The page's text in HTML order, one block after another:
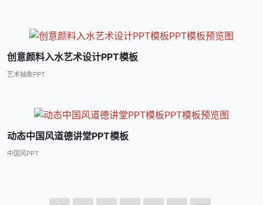
创意颜料入水艺术设计PPT模板
艺术抽象PPT
动态中国风道德讲堂PPT模板
中国风PPT